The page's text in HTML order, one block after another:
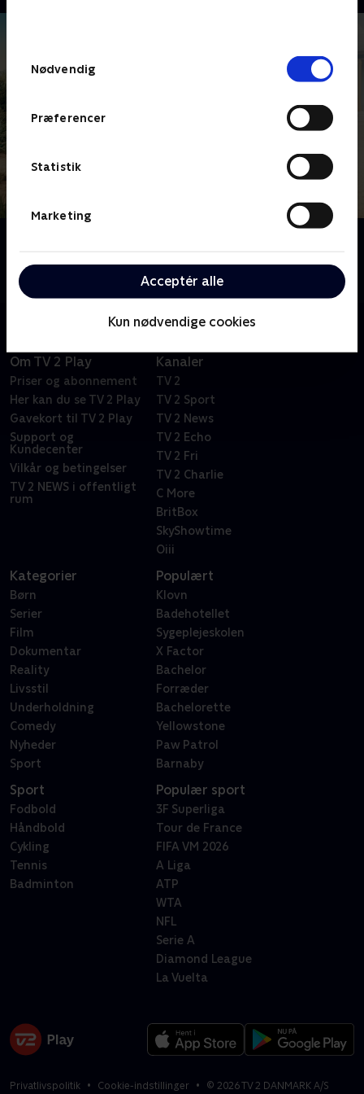
Nødvendig
Præferencer
Statistik
Marketing
Acceptér alle
Kun nødvendige cookies
storstilede dramaserie.
Om TV 2 Play
Priser og abonnement
Her kan du se TV 2 Play
Gavekort til TV 2 Play
Support og
Kundecenter
Vilkår og betingelser
TV 2 NEWS i offentligt
rum
Kanaler
TV 2
TV 2 Sport
TV 2 News
TV 2 Echo
TV 2 Fri
TV 2 Charlie
C More
BritBox
SkyShowtime
Oiii
Kategorier
Børn
Serier
Film
Dokumentar
Reality
Livsstil
Underholdning
Comedy
Nyheder
Sport
Populært
Klovn
Badehotellet
Sygeplejeskolen
X Factor
Bachelor
Forræder
Bachelorette
Yellowstone
Paw Patrol
Barnaby
Sport
Fodbold
Håndbold
Cykling
Tennis
Badminton
Populær sport
3F Superliga
Tour de France
FIFA VM 2026
A Liga
ATP
WTA
NFL
Serie A
Diamond League
La Vuelta
Privatlivspolitik Cookie-indstillinger © 2026TV 2 DANMARK A/S